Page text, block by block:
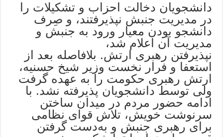
دانشجویان دخالت احزاب و تشکیلات را
در مدیریت جنبش نپذیرفتند، و صِرف
دانشجو بودن معیار ورود به جنبش و
مدیریت آن اعلام شد،
نپذیرفتن رهبری ارتش. بلافاصله بعد از
استعفا و فرار نخست وزیر شیخ حسنیه،
ارتش رهبری حکومت را به عهده گرفت
ولی توسط دانشجویان پذیرفته نشد. با
ادامه حضور مردم در میدان ساختن
سرنوشت خویش، تلاش قوای نظامی
برای رهبری جنبش و به‌دست گرفتن